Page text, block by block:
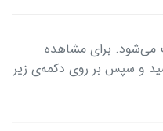
می‌شود. برای مشاهده
و سپس بر روی دکمه‌ی زیر